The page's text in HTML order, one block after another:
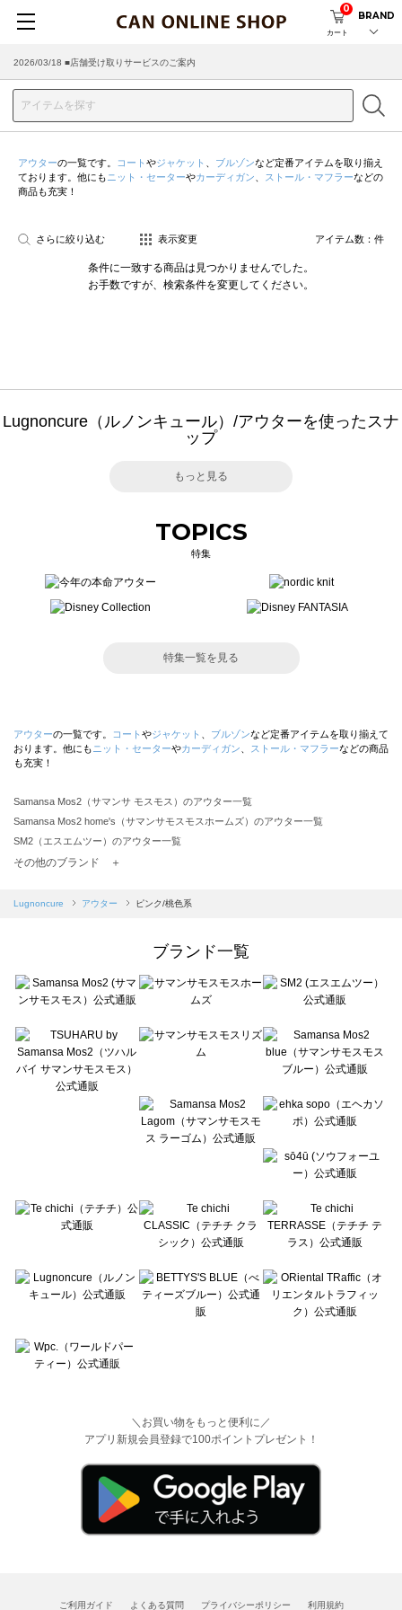
カート
0
BRAND
2026/03/18 ■店舗受け取りサービスのご案内
アウターの一覧です。 コート やジャケット ブルゾンなど定番アイテムを取り揃え
ております。他にも ニット・セーターやカーディガン ストール・マフラーなどの
商品も充実！
さらに絞り込む 表示変更 アイテム数： 件
条件に一致する商品は見つかりませんでした。
お手数ですが、検索条件を変更してください。
Lugnoncure（ルノンキュール）/アウターを使ったスナ
ップ
もっと見る
TOPICS
特集
特集一覧を見る
アウターの一覧です。 コート やジャケット ブルゾンなど定番アイテムを取り揃えて
おります。他にも ニット・セーターやカーディガン ストール・マフラーなどの商品
も充実！
Samansa Mos2（サマンサ モスモス）のアウター一覧
Samansa Mos2 home's（サマンサモスモスホームズ）のアウター一覧
SM2（エスエムツー）のアウター一覧
TSUHARU by Samansa Mos2（ツハルバイサマンサモスモス）のアウター一覧
Samansa Mos2 blue（サマンサモスモス ブルー）のアウター一覧
sō4ū（ソウフォーユー）のアウター一覧
Te chichi（テチチ）のアウター一覧
Te chichi CLASSIC（テチチ クラシック）のアウター一覧
Lugnoncure（ルノンキュール）のアウター一覧
BETTY'S BLUE（べティーズブルー）のアウター一覧
Wpc.（ワールドパーティー）のアウター一覧
その他のブランド ＋
Lugnoncure アウター ピンク/桃色系
ブランド一覧
＼お買い物をもっと便利に／
アプリ新規会員登録で100ポイントプレゼント！
ご利用ガイド よくある質問 プライバシーポリシー 利用規約